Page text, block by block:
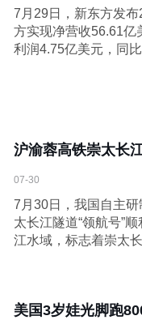
7月29日，新东方发
方实现净营收56.61亿
利润4.75亿美元，同比
沪渝蓉高铁崇太长
07-30
7月30日，我国自主
太长江隧道“领航号”
江水域，标志着崇太
美国3岁娃光脚跑